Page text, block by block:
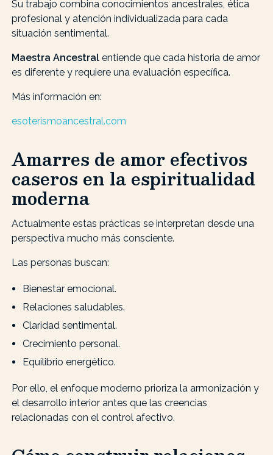
Su trabajo combina conocimientos ancestrales, ética
profesional y atención individualizada para cada
situación sentimental.
Maestra Ancestral entiende que cada historia de amor
es diferente y requiere una evaluación específica.
Más información en:
esoterismoancestral.com
Amarres de amor efectivos
caseros en la espiritualidad
moderna
Actualmente estas prácticas se interpretan desde una
perspectiva mucho más consciente.
Las personas buscan:
Bienestar emocional.
Relaciones saludables.
Claridad sentimental.
Crecimiento personal.
Equilibrio energético.
Por ello, el enfoque moderno prioriza la armonización y
el desarrollo interior antes que las creencias
relacionadas con el control afectivo.